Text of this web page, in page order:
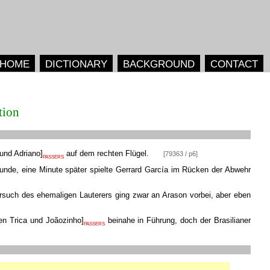
HOME DICTIONARY BACKGROUND CONTACT
Adriano] PASSERS auf dem rechten Flügel. [79363 / p6]
eine Minute später spielte Gerrard García im Rücken der Abwehr
des ehemaligen Lauterers ging zwar an Arason vorbei, aber eben
Trica und Joãozinho] PASSERSbeinahe in Führung, doch der Brasilianer